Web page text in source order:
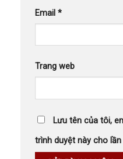
Email *
Trang web
Lưu tên của tôi,
trình duyệt này cho